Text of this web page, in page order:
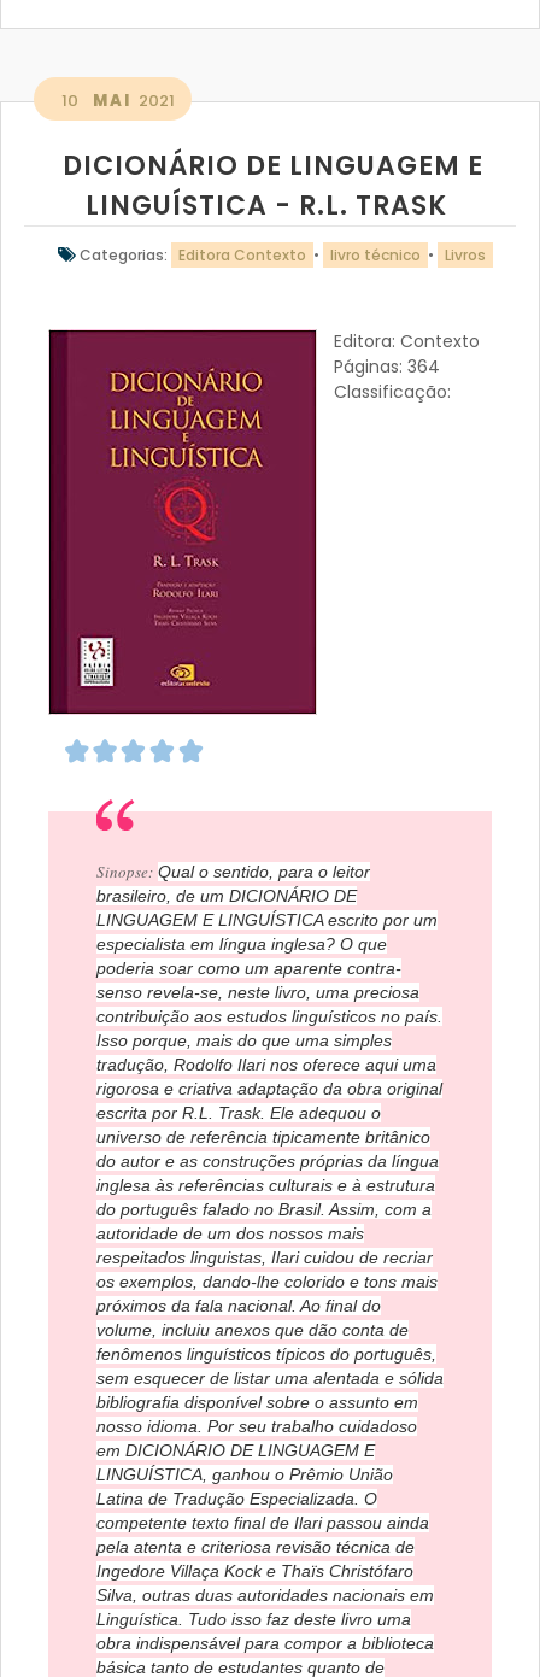
10 MAI 2021
DICIONÁRIO DE LINGUAGEM E
LINGUÍSTICA - R.L. TRASK
Categorias: Editora Contexto • livro técnico • Livros
Editora: Contexto
Páginas: 364
Classificação:
Sinopse: Qual o sentido, para o leitor
brasileiro, de um DICIONÁRIO DE
LINGUAGEM E LINGUÍSTICA escrito por um
especialista em língua inglesa? O que
poderia soar como um aparente contra-
senso revela-se, neste livro, uma preciosa
contribuição aos estudos linguísticos no país.
Isso porque, mais do que uma simples
tradução, Rodolfo Ilari nos oferece aqui uma
rigorosa e criativa adaptação da obra original
escrita por R.L. Trask. Ele adequou o
universo de referência tipicamente britânico
do autor e as construções próprias da língua
inglesa às referências culturais e à estrutura
do português falado no Brasil. Assim, com a
autoridade de um dos nossos mais
respeitados linguistas, Ilari cuidou de recriar
os exemplos, dando-lhe colorido e tons mais
próximos da fala nacional. Ao final do
volume, incluiu anexos que dão conta de
fenômenos linguísticos típicos do português,
sem esquecer de listar uma alentada e sólida
bibliografia disponível sobre o assunto em
nosso idioma. Por seu trabalho cuidadoso
em DICIONÁRIO DE LINGUAGEM E
LINGUÍSTICA, ganhou o Prêmio União
Latina de Tradução Especializada. O
competente texto final de Ilari passou ainda
pela atenta e criteriosa revisão técnica de
Ingedore Villaça Kock e Thaïs Christófaro
Silva, outras duas autoridades nacionais em
Linguística. Tudo isso faz deste livro uma
obra indispensável para compor a biblioteca
básica tanto de estudantes quanto de